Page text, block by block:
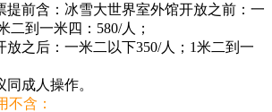
提前含：冰雪大世界室外馆开放之前：一
二到一米四：580/人；
放之后：一米二以下350/人；1米二到一
成人操作。
不含：